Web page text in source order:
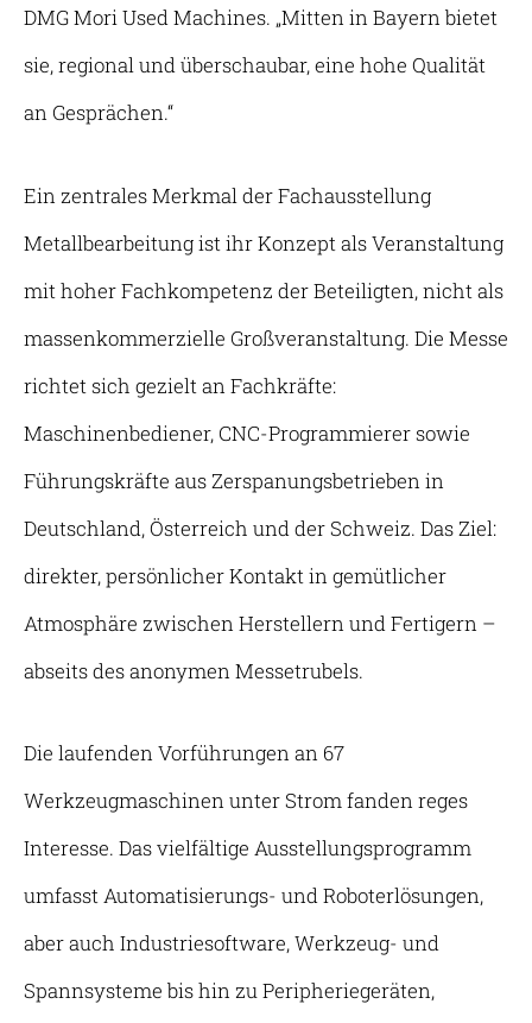
DMG Mori Used Machines. „Mitten in Bayern bietet
sie, regional und überschaubar, eine hohe Qualität
an Gesprächen.“
Ein zentrales Merkmal der Fachausstellung
Metallbearbeitung ist ihr Konzept als Veranstaltung
mit hoher Fachkompetenz der Beteiligten, nicht als
massenkommerzielle Großveranstaltung. Die Messe
richtet sich gezielt an Fachkräfte:
Maschinenbediener, CNC-Programmierer sowie
Führungskräfte aus Zerspanungsbetrieben in
Deutschland, Österreich und der Schweiz. Das Ziel:
direkter, persönlicher Kontakt in gemütlicher
Atmosphäre zwischen Herstellern und Fertigern –
abseits des anonymen Messetrubels.
Die laufenden Vorführungen an 67
Werkzeugmaschinen unter Strom fanden reges
Interesse. Das vielfältige Ausstellungsprogramm
umfasst Automatisierungs- und Roboterlösungen,
aber auch Industriesoftware, Werkzeug- und
Spannsysteme bis hin zu Peripheriegeräten,